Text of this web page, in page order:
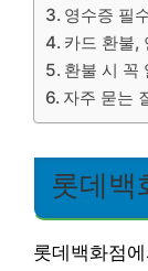
영수증 필
카드 환불,
환불 시 꼭
자주 묻는
롯데백
롯데백화점